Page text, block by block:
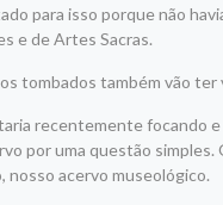
para isso porque não
e de Artes Sacras.
tombados também vão ter
recentemente focando
por uma questão
nosso acervo museológico.